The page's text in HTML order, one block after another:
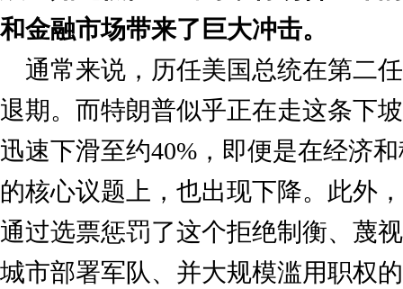
和金融市场带来了巨大冲击。
通常来说，历任美国总统在第二
退期。而特朗普似乎正在走这条下
迅速下滑至约40%，即便是在经济
的核心议题上，也出现下降。此外
通过选票惩罚了这个拒绝制衡、蔑
城市部署军队、并大规模滥用职权